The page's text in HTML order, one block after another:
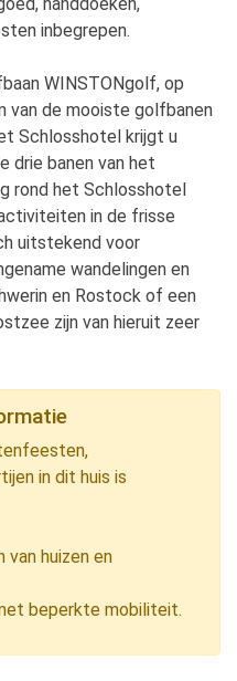
inbegrepen.
WINSTONgolf, op
van de mooiste golfbanen
Schlosshotel krijgt u
drie banen van het
rond het Schlosshotel
in de frisse
uitstekend voor
wandelingen en
en Rostock of een
zijn van hieruit zeer
in dit huis is
huizen en
beperkte mobiliteit.